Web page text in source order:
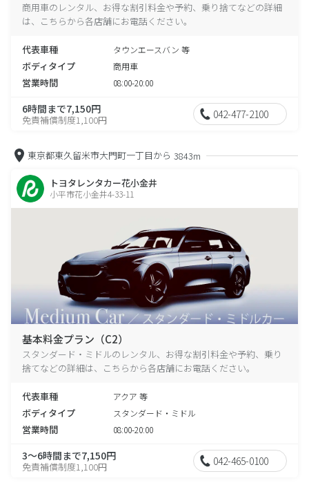
商用車のレンタル、お得な割引料金や予約、乗り捨てなどの詳細
は、こちらから各店舗にお電話ください。
代表車種 タウンエースバン 等
ボディタイプ 商用車
営業時間 08:00-20:00
6時間まで7,150円
免責補償制度1,100円 042-477-2100
東京都東久留米市大門町一丁目から 3843m
トヨタレンタカー花小金井
小平市花小金井4-33-11
基本料金プラン（C2）
スタンダード・ミドルのレンタル、お得な割引料金や予約、乗り
捨てなどの詳細は、こちらから各店舗にお電話ください。
代表車種 アクア 等
ボディタイプ スタンダード・ミドル
営業時間 08:00-20:00
3～6時間まで7,150円
免責補償制度1,100円 042-465-0100